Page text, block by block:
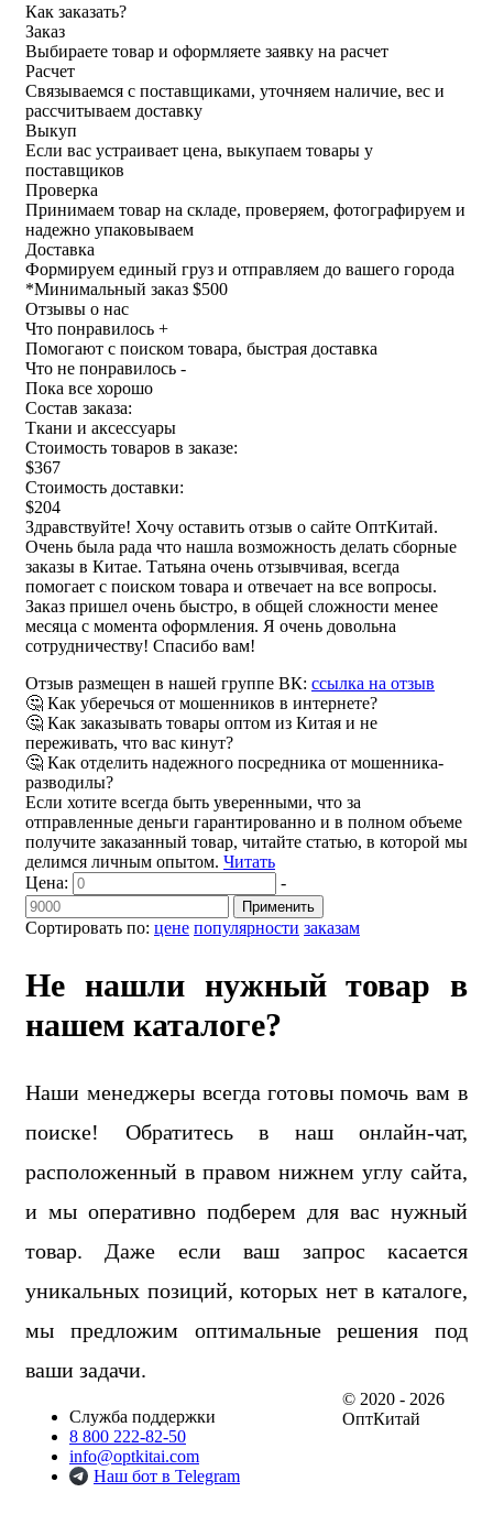
Как заказать?
Заказ
Выбираете товар и оформляете заявку на расчет
Расчет
Связываемся с поставщиками, уточняем наличие, вес и
рассчитываем доставку
Выкуп
Если вас устраивает цена, выкупаем товары у
поставщиков
Проверка
Принимаем товар на складе, проверяем, фотографируем и
надежно упаковываем
Доставка
Формируем единый груз и отправляем до вашего города
*Минимальный заказ $500
Отзывы о нас
Что понравилось +
Помогают с поиском товара, быстрая доставка
Что не понравилось -
Пока все хорошо
Состав заказа:
Ткани и аксессуары
Стоимость товаров в заказе:
$367
Стоимость доставки:
$204
Здравствуйте! Хочу оставить отзыв о сайте ОптКитай.
Очень была рада что нашла возможность делать сборные
заказы в Китае. Татьяна очень отзывчивая, всегда
помогает с поиском товара и отвечает на все вопросы.
Заказ пришел очень быстро, в общей сложности менее
месяца с момента оформления. Я очень довольна
сотрудничеству! Спасибо вам!
Отзыв размещен в нашей группе ВК: ссылка на отзыв
🤔 Как уберечься от мошенников в интернете?
🤔 Как заказывать товары оптом из Китая и не
переживать, что вас кинут?
🤔 Как отделить надежного посредника от мошенника-
разводилы?
Если хотите всегда быть уверенными, что за
отправленные деньги гарантированно и в полном объеме
получите заказанный товар, читайте статью, в которой мы
делимся личным опытом. Читать
Сортировать по: цене популярности заказам
Цена: -
Применить
Не нашли нужный товар в
нашем каталоге?
Наши менеджеры всегда готовы помочь вам в
поиске! Обратитесь в наш онлайн-чат,
расположенный в правом нижнем углу сайта,
и мы оперативно подберем для вас нужный
товар. Даже если ваш запрос касается
уникальных позиций, которых нет в каталоге,
мы предложим оптимальные решения под
ваши задачи.
Служба поддержки
8 800 222-82-50
info@optkitai.com
Наш бот в Telegram
© 2020 - 2026
ОптКитай